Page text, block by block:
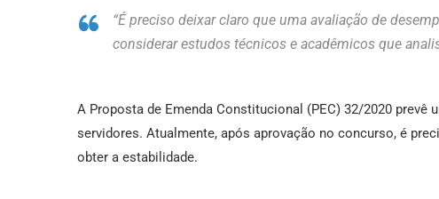
“É preciso deixar claro que uma avaliação de
considerar estudos técnicos e acadêmicos que
A Proposta de Emenda Constitucional (PEC) 32/2020
servidores. Atualmente, após aprovação no concurso, é
obter a estabilidade.